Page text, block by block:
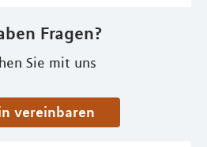
Fragen?
Sie mit uns
vereinbaren